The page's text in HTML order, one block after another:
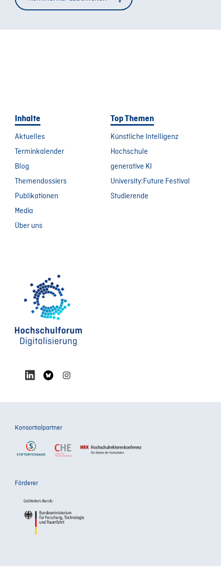
Inhalte
Aktuelles
Terminkalender
Blog
Themendossiers
Publikationen
Media
Über uns
Top Themen
Künstliche Intelligenz
Hochschule
generative KI
University:Future Festival
Studierende
Konsortialpartner
Förderer